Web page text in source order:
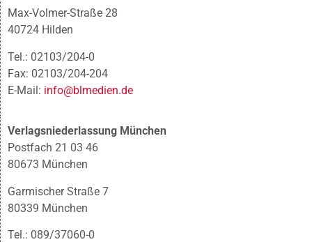
Max-Volmer-Straße 28
40724 Hilden
Tel.: 02103/204-0
Fax: 02103/204-204
E-Mail: info@blmedien.de
Verlagsniederlassung München
Postfach 21 03 46
80673 München
Garmischer Straße 7
80339 München
Tel.: 089/37060-0